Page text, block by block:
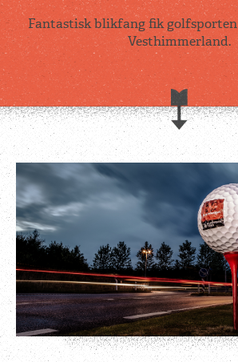
Fantastisk blikfang fik
Vesthimmerland.